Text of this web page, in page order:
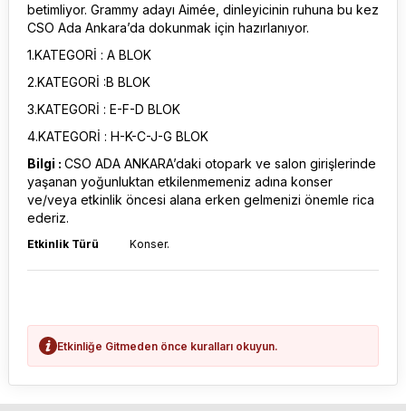
betimliyor. Grammy adayı Aimée, dinleyicinin ruhuna bu kez
CSO Ada Ankara’da dokunmak için hazırlanıyor.
1.KATEGORİ : A BLOK
2.KATEGORİ :B BLOK
3.KATEGORİ : E-F-D BLOK
4.KATEGORİ : H-K-C-J-G BLOK
Bilgi : CSO ADA ANKARA’daki otopark ve salon girişlerinde
yaşanan yoğunluktan etkilenmemeniz adına konser
ve/veya etkinlik öncesi alana erken gelmenizi önemle rica
ederiz.
Etkinlik Türü Konser.
Etkinliğe Gitmeden önce kuralları okuyun.